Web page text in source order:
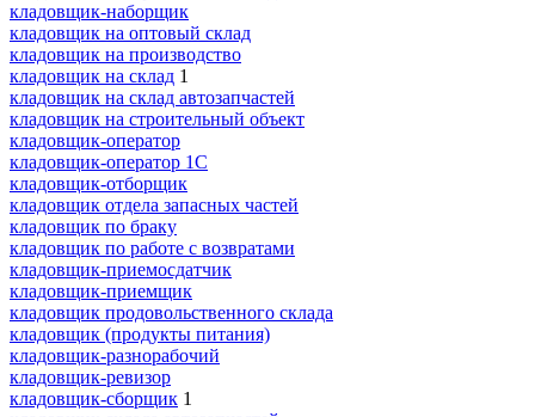
кладовщик-наборщик
кладовщик на оптовый склад
кладовщик на производство
кладовщик на склад 1
кладовщик на склад автозапчастей
кладовщик на строительный объект
кладовщик-оператор
кладовщик-оператор 1С
кладовщик-отборщик
кладовщик отдела запасных частей
кладовщик по браку
кладовщик по работе с возвратами
кладовщик-приемосдатчик
кладовщик-приемщик
кладовщик продовольственного склада
кладовщик (продукты питания)
кладовщик-разнорабочий
кладовщик-ревизор
кладовщик-сборщик 1